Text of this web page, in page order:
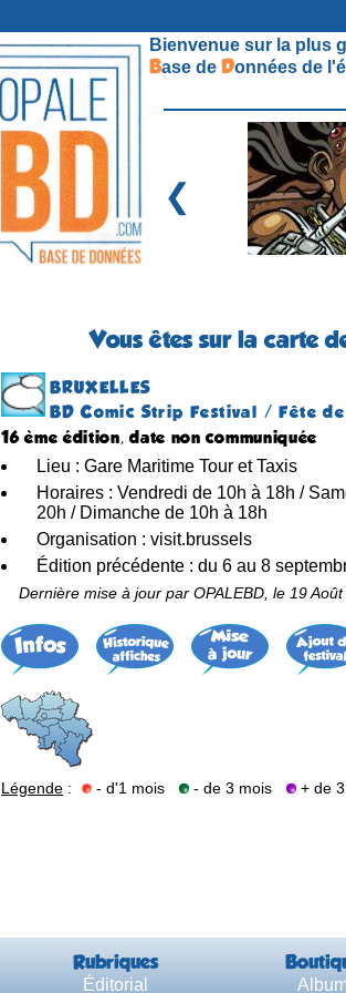
Bienvenue sur la plus
Base de Données de
❮
Vous êtes sur la carte
BRUXELLES
BD Comic Strip Festival / Fête
16 ème édition, date non communiquée
Lieu : Gare Maritime Tour et Taxis
Horaires : Vendredi de 10h à 18h /
20h / Dimanche de 10h à 18h
Organisation : visit.brussels
Édition précédente : du 6 au 8
Dernière mise à jour par OPALEBD, le 19 Août
Légende : - d'1 mois - de 3 mois + de
Rubriques
Éditorial